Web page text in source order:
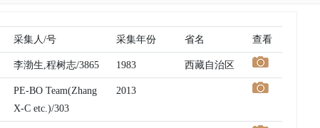
采集人/号 采集年份 省名 查看
李渤生,程树志/3865 1983 西藏自治区
PE-BO Team(Zhang
X-C etc.)/303
2013